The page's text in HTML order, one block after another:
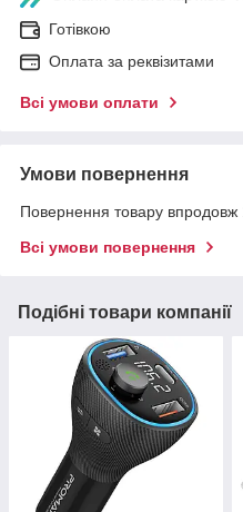
Готівкою
Оплата за реквізитами
Всі умови оплати
Умови повернення
Повернення товару впродовж
Всі умови повернення
Подібні товари компанії